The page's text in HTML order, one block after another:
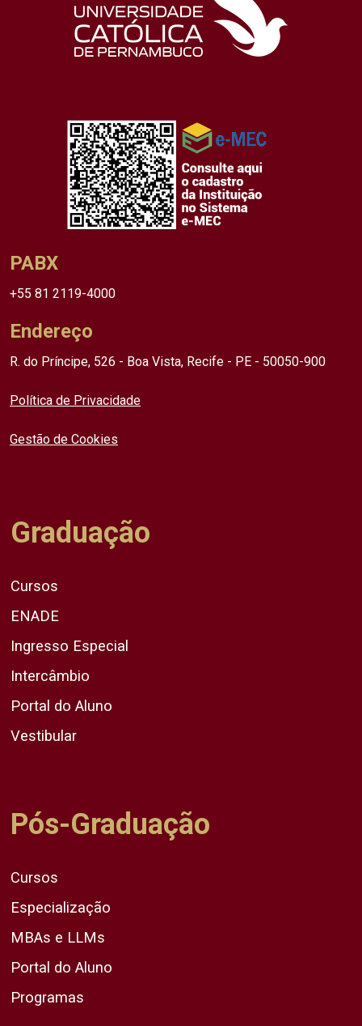
PABX
+55 81 2119-4000
Endereço
R. do Príncipe, 526 - Boa Vista, Recife - PE - 50050-900
Política de Privacidade
Gestão de Cookies
Graduação
Cursos
ENADE
Ingresso Especial
Intercâmbio
Portal do Aluno
Vestibular
Pós-Graduação
Cursos
Especialização
MBAs e LLMs
Portal do Aluno
Programas